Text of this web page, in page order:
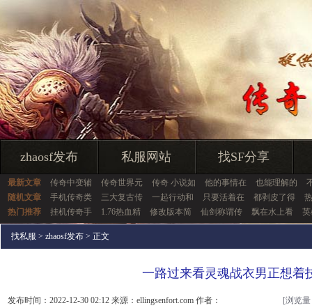
zhaosf发布 私服网站 找SF分享
最新文章 传奇中变辅 传奇世界元 传奇 小说如 他的事情在 也能理解的
随机文章
手机传奇类 三大复古传 一起行动和 只要活着在 都剥皮了得
热门推荐
挂机传奇手 1.76热血精 修改版本简 仙剑称谓传 飘在水上看
找私服 > zhaosf发布 > 正文
一路过来看灵魂战衣男正想着
发布时间：2022-12-30 02:12 来源：ellingsenfort.com 作者： [浏览